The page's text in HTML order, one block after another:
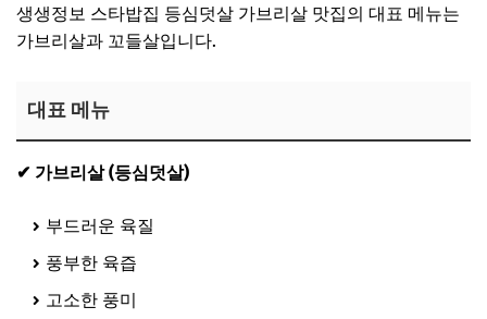
생생정보 스타밥집 등심덧살 가브리살 맛집의 대표 메뉴는
가브리살과 꼬들살입니다.
대표 메뉴
✔ 가브리살 (등심덧살)
부드러운 육질
풍부한 육즙
고소한 풍미